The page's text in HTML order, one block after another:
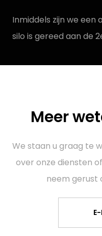
Inmiddels zijn we een
silo is gereed aan de
Meer
We staan u graag te
over onze diensten
neem gerust